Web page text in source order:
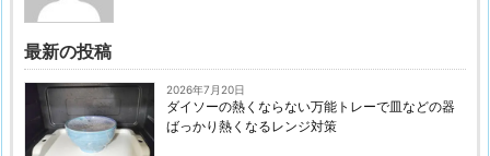
最新の投稿
2026年7月20日
ダイソーの熱くならない万能トレーで皿などの器
ばっかり熱くなるレンジ対策